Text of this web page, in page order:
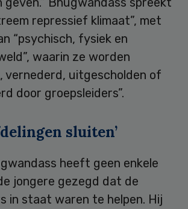
repressief klimaat”, met
“psychisch, fysiek en
waarin ze worden
vernederd, uitgescholden of
door groepsleiders”.
sluiten’
heeft geen enkele
jongere gezegd dat de
in staat waren te helpen. Hij